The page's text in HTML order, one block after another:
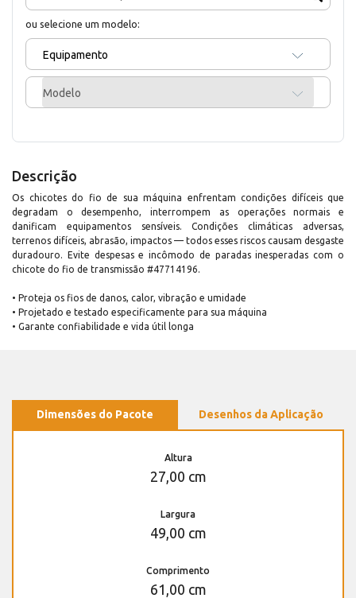
ou selecione um modelo:
Equipamento
Modelo
Descrição
Os chicotes do fio de sua máquina enfrentam condições difíceis que
degradam o desempenho, interrompem as operações normais e
danificam equipamentos sensíveis. Condições climáticas adversas,
terrenos difíceis, abrasão, impactos — todos esses riscos causam desgaste
duradouro. Evite despesas e incômodo de paradas inesperadas com o
chicote do fio de transmissão #47714196.
• Proteja os fios de danos, calor, vibração e umidade
• Projetado e testado especificamente para sua máquina
• Garante confiabilidade e vida útil longa
Dimensões do Pacote Desenhos da Aplicação
Altura
27,00 cm
Largura
49,00 cm
Comprimento
61,00 cm